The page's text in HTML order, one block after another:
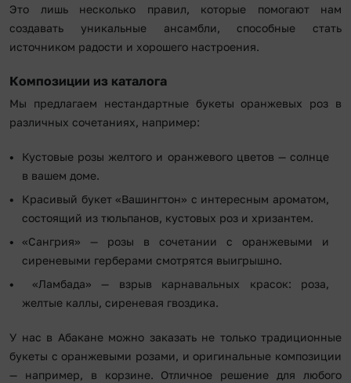
Это лишь несколько правил, которые помогают нам
создавать уникальные ансамбли, способные стать
источником радости и хорошего настроения.
Композиции из каталога
Мы предлагаем нестандартные букеты оранжевых роз в
различных сочетаниях, например:
Кустовые розы желтого и оранжевого цветов — солнце
в вашем доме.
Красивый букет «Вашингтон» с интересным ароматом,
состоящий из тюльпанов, кустовых роз и хризантем.
«Сангрия» — розы в сочетании с оранжевыми и
сиреневыми герберами смотрятся выигрышно.
«Ламбада» — взрыв карнавальных красок: роза,
желтые каллы, сиреневая гвоздика.
У нас в Абакане можно заказать не только традиционные
букеты с оранжевыми розами, и оригинальные композиции
— например, в корзине. Отличное решение для любого